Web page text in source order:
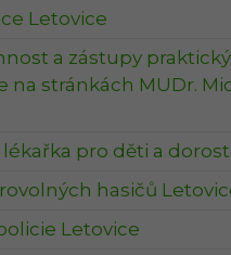
Letovice
a zástupy
na stránkách MUDr.
lékařka pro děti a dorost
hasičů
Letovice